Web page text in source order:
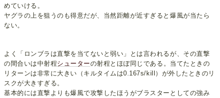
めていける。
ヤグラの上を狙うのも得意だが、当然距離が近すぎると爆風が当たら
ない。
よく「ロンブラは直撃を当てないと弱い」とは言われるが、その直撃
の間合いは中射程シューターの射程とほぼ同じである。当てたときの
リターンは非常に大きい（キルタイムは0.167s/kill）が外したときのリ
スクが大きすぎる。
基本的には直撃よりも爆風で攻撃したほうがブラスターとしての強み